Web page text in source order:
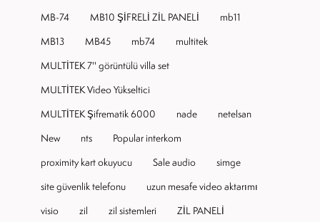
MB-74
MB10 ŞİFRELİ ZİL PANELİ
mb11
MB13
MB45 mb74
multitek
MULTİTEK 7'' görüntülü villa set
MULTİTEK Video Yükseltici
MULTİTEK Şifrematik 6000
nade
netelsan
New
nts
Popular interkom
proximity kart okuyucu
Sale audio
simge
site güvenlik telefonu
uzun mesafe video aktarımı
visio
zil zil sistemleri ZİL PANELİ